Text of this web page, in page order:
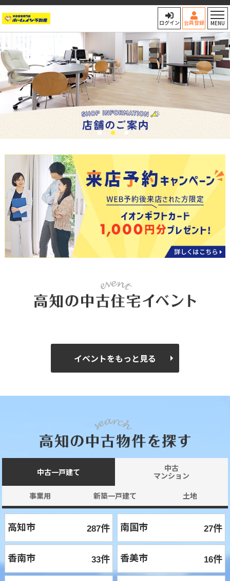
ホームイン不動産｜高知最大
ログイン 会員登録 MENU
イベントをもっと見る
中古一戸建て 中古
マンション
事業用
新築一戸建て 土地
高知市 287件 南国市 27件
香南市 33件 香美市 16件